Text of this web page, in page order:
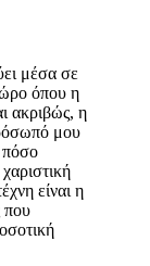
μέσα σε
όπου η
ακριβώς, η
μου
πόσο
είναι η
που